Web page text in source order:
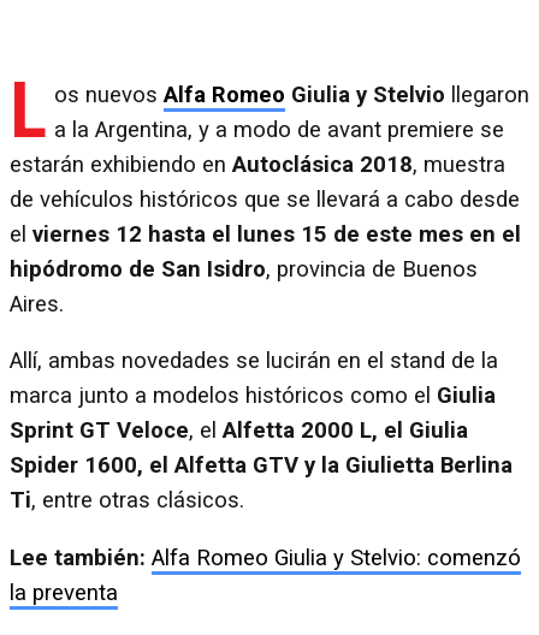
L os nuevosAlfa Romeo Giulia y Stelvio llegaron
a la Argentina, y a modo de avant premiere se
estarán exhibiendo enAutoclásica 2018, muestra
de vehículos históricos que se llevará a cabo desde
el viernes 12 hasta el lunes 15 de este mes en el
hipódromo de San Isidro, provincia de Buenos
Aires.
Allí, ambas novedades se lucirán en el stand de la
marca junto a modelos históricos como el Giulia
Sprint GT Veloce, elAlfetta 2000 L, el Giulia
Spider 1600, el Alfetta GTV y la Giulietta Berlina
Ti, entre otras clásicos.
Lee también: Alfa Romeo Giulia y Stelvio: comenzó
la preventa